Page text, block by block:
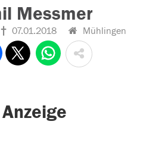
Messmer
07.01.2018 Mühlingen
Anzeige